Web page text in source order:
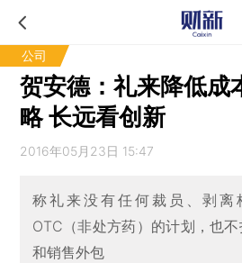
公司
贺安德：礼来降低成
略 长远看创新
2016年05月23日 15:47
称礼来没有任何裁员、剥离
OTC（非处方药）的计划，也
和销售外包